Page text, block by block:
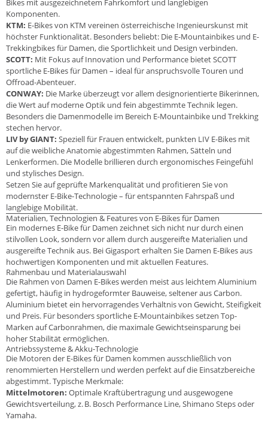
Bikes mit ausgezeichnetem Fahrkomfort und langlebigen
Komponenten.
KTM: E-Bikes von KTM vereinen österreichische Ingenieurskunst mit
höchster Funktionalität. Besonders beliebt: Die E-Mountainbikes und E-
Trekkingbikes für Damen, die Sportlichkeit und Design verbinden.
SCOTT: Mit Fokus auf Innovation und Performance bietet SCOTT
sportliche E-Bikes für Damen – ideal für anspruchsvolle Touren und
Offroad-Abenteuer.
CONWAY: Die Marke überzeugt vor allem designorientierte Bikerinnen,
die Wert auf moderne Optik und fein abgestimmte Technik legen.
Besonders die Damenmodelle im Bereich E-Mountainbike und Trekking
stechen hervor.
LIV by GIANT: Speziell für Frauen entwickelt, punkten LIV E-Bikes mit
auf die weibliche Anatomie abgestimmten Rahmen, Sätteln und
Lenkerformen. Die Modelle brillieren durch ergonomisches Feingefühl
und stylisches Design.
Setzen Sie auf geprüfte Markenqualität und profitieren Sie von
modernster E-Bike-Technologie – für entspannten Fahrspaß und
langlebige Mobilität.
Materialien, Technologien & Features von E-Bikes für Damen
Ein modernes E-Bike für Damen zeichnet sich nicht nur durch einen
stilvollen Look, sondern vor allem durch ausgereifte Materialien und
ausgereifte Technik aus. Bei Gigasport erhalten Sie Damen E-Bikes aus
hochwertigen Komponenten und mit aktuellen Features.
Rahmenbau und Materialauswahl
Die Rahmen von Damen E-Bikes werden meist aus leichtem Aluminium
gefertigt, häufig in hydrogeformter Bauweise, seltener aus Carbon.
Aluminium bietet ein hervorragendes Verhältnis von Gewicht, Steifigkeit
und Preis. Für besonders sportliche E-Mountainbikes setzen Top-
Marken auf Carbonrahmen, die maximale Gewichtseinsparung bei
hoher Stabilität ermöglichen.
Antriebssysteme & Akku-Technologie
Die Motoren der E-Bikes für Damen kommen ausschließlich von
renommierten Herstellern und werden perfekt auf die Einsatzbereiche
abgestimmt. Typische Merkmale:
Mittelmotoren: Optimale Kraftübertragung und ausgewogene
Gewichtsverteilung, z. B. Bosch Performance Line, Shimano Steps oder
Yamaha.